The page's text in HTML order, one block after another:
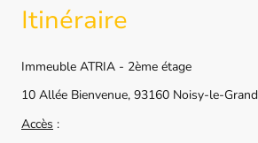
Itinéraire
Immeuble ATRIA - 2ème étage
10 Allée Bienvenue, 93160 Noisy-le-Grand
Accès :